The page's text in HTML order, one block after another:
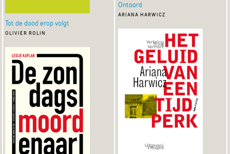
Tot de dood erop volgt
olivier rolin
Ontaard
ariana harwicz